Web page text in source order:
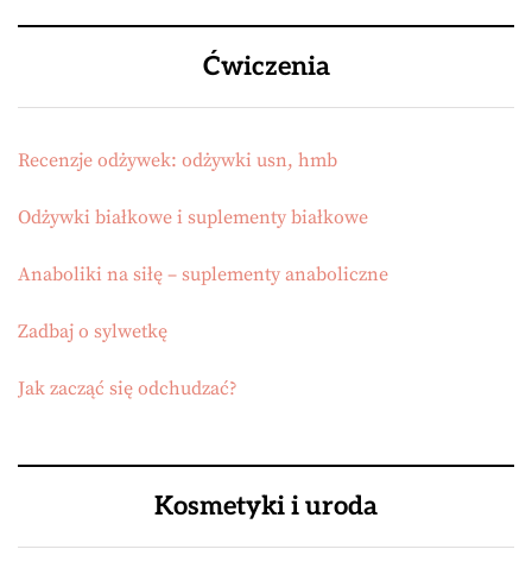
Ćwiczenia
Recenzje odżywek: odżywki usn, hmb
Odżywki białkowe i suplementy białkowe
Anaboliki na siłę – suplementy anaboliczne
Zadbaj o sylwetkę
Jak zacząć się odchudzać?
Kosmetyki i uroda